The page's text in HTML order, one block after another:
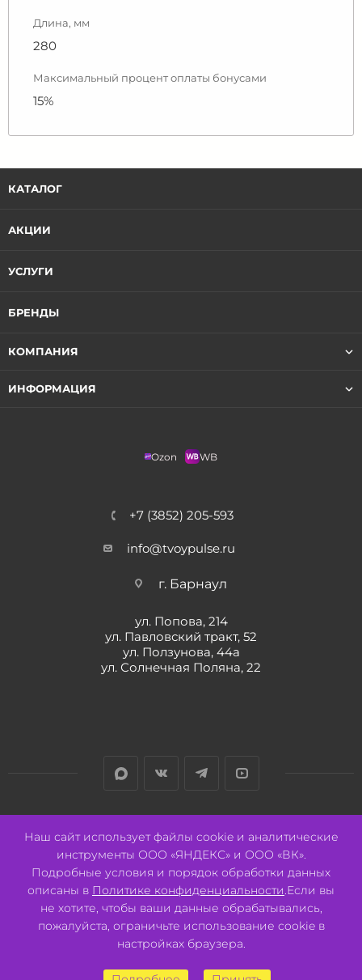
Длина, мм
280
Максимальный процент оплаты бонусами
15%
КАТАЛОГ
АКЦИИ
УСЛУГИ
БРЕНДЫ
КОМПАНИЯ
ИНФОРМАЦИЯ
Ozon WB
+7 (3852) 205-593
info@tvoypulse.ru
г. Барнаул
ул. Попова, 214
ул. Павловский тракт, 52
ул. Ползунова, 44а
ул. Солнечная Поляна, 22
2026 © ООО "СВК"/ 656064 г. Барнаул, ул. Павловский тракт, 52.
ИНН 2221130516 ОГРН 1082221000531.
Pulse - сеть магазинов для активных
Разработано:Авалон
Наш сайт использует файлы cookie и аналитические
инструменты ООО «ЯНДЕКС» и ООО «ВК».
Подробные условия и порядок обработки данных
описаны в Политике конфиденциальности.Если вы
не хотите, чтобы ваши данные обрабатывались,
пожалуйста, ограничьте использование cookie в
настройках браузера.